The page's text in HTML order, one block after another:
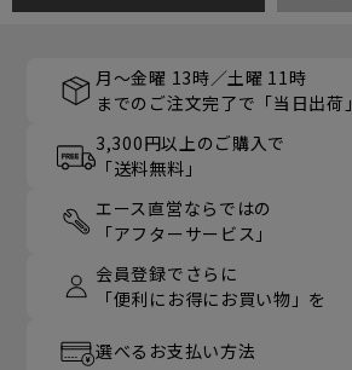
月～金曜 13時／土曜 11時
までのご注文完了で「当日出荷」
3,300円以上のご購入で
「送料無料」
エース直営ならではの
「アフターサービス」
会員登録でさらに
「便利にお得にお買い物」を
選べるお支払い方法